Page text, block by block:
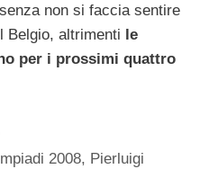
non si faccia sentire
Belgio, altrimenti le
per i prossimi quattro
2008, Pierluigi